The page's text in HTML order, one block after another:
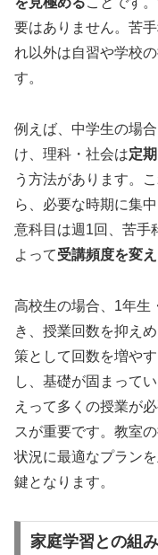
要はありません。苦
れ以外は自習や学校
す。
例えば、中学生の場
け、理科・社会は定
う方法があります。
ら、必要な時期に集
意科目は週1回、苦手
よって受講頻度を変
高校生の場合、1年生
き、授業回数を抑え
策として回数を増や
し、基礎が固まって
えって多くの授業が
スが重要です。教室
状況に最適なプラン
鍵となります。
家庭学習との組